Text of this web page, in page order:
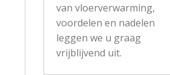
van vloerverwarming,
voordelen en nadelen
leggen we u graag
vrijblijvend uit.